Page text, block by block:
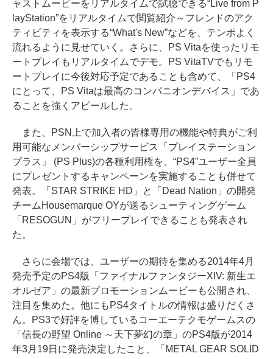
ャストムービーをリアルタイムで試聴できる“Live from P
layStation”をリアルタイムで閲覧紹介～フレンドのアク
ティビティを表示する“What's New”などを、テンポよく
流れるように見せていく。さらに、PS Vitaを使ったリモ
ートプレイもリアルタイムでデモ。PS VitaTVでもリモ
ートプレイに今後対応予定であることも含めて、「PS4
にとって、PS Vitaは最高のコンパニオンデバイス」であ
ることを強くアピールした。
また、PSN上で加入者の皆様専用の機能や特典がご利
用可能なメンバーシップサービス「プレイステーション
プラス」 (PS Plus)の各種利用権を、“PS4”ユーザー全員
にプレゼントするキャンペーンを実施することも併せて
発表。「STAR STRIKE HD」と「Dead Nation」の開発
チームHousemarque OYが送るシューティングゲーム
「RESOGUN」がフリープレイできることも発表され
た。
さらに会場では、ユーザーの期待を集める2014年4月
発売予定のPS4版「ファイナルファンタジーXIV: 新生エ
オルゼア」の最新プロモーションムービーも公開され、
注目を集めた。他にもPS4タイトルの情報は盛りだくさ
ん。PS3で好評を博しているコーエーテクモゲームスの
「信長の野望 Online ～天下夢幻の章」のPS4版が2014
年3月19日に発売決定したこと、「METAL GEAR SOLID